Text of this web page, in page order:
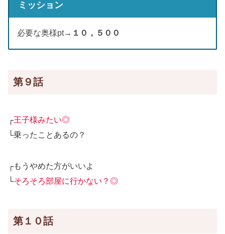
ミッション
必要な奥様pt→ １０，５００
第９話
┌王子様みたい◎
└乗ったことあるの？
┌もうやめた方がいいよ
└そろそろ部屋に行かない？◎
第１０話